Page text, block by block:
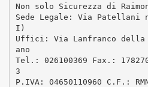
Non solo Sicurezza di
Sede Legale: Via Patellani
I)
Uffici: Via Lanfranco della
ano
Tel.: 026100369 Fax.:
3
P.IVA: 04650110960 C.F.: